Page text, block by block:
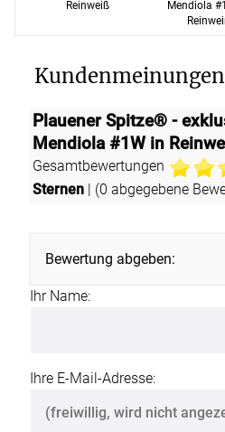
Reinweiß
Mendiola
Kundenmeinungen
Plauener Spitze® -
Mendiola #1W in
Gesamtbewertungen
Sternen | (0 abgegebene
Bewertung abgeben:
Ihr Name:
Ihre E-Mail-Adresse: